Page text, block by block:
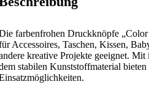
farbenfrohen Druckknöpfe
Accessoires, Taschen, Kissen,
kreative Projekte geeignet.
stabilen Kunststoffmaterial